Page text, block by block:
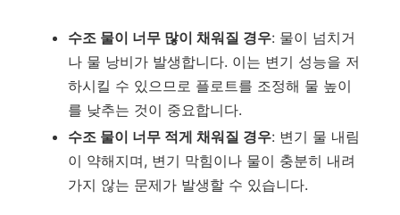
수조 물이 너무 많이 채워질 경우: 물이 넘치거
나 물 낭비가 발생합니다. 이는 변기 성능을 저
하시킬 수 있으므로 플로트를 조정해 물 높이
를 낮추는 것이 중요합니다.
수조 물이 너무 적게 채워질 경우: 변기 물 내림
이 약해지며, 변기 막힘이나 물이 충분히 내려
가지 않는 문제가 발생할 수 있습니다.